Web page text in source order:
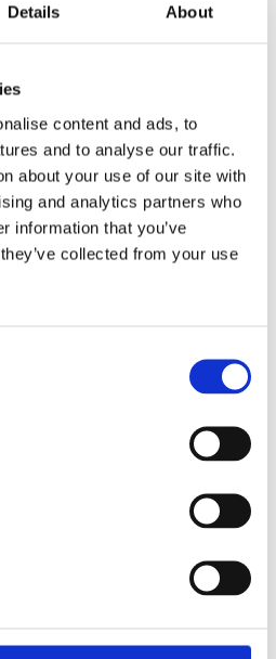
Details About
content and ads, to
and to analyse our traffic.
about your use of our site with
and analytics partners who
information that you’ve
collected from your use
och rik sötma, balanserad med
och helt utan tillsatt socker.
enkla att ta med i väskan och
efter träning eller när du
naturligare.